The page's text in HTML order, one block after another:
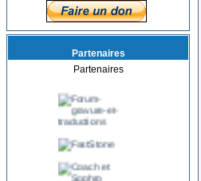
Partenaires
Partenaires